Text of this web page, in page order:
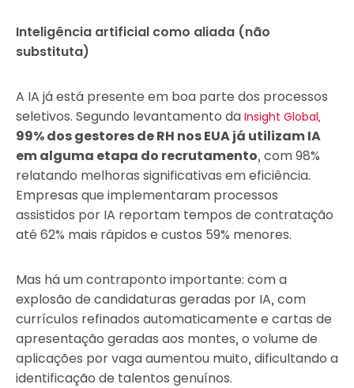
Inteligência artificial como aliada (não
substituta)
A IA já está presente em boa parte dos processos
seletivos. Segundo levantamento da Insight Global,
99% dos gestores de RH nos EUA já utilizam IA
em alguma etapa do recrutamento, com 98%
relatando melhoras significativas em eficiência.
Empresas que implementaram processos
assistidos por IA reportam tempos de contratação
até 62% mais rápidos e custos 59% menores.
Mas há um contraponto importante: com a
explosão de candidaturas geradas por IA, com
currículos refinados automaticamente e cartas de
apresentação geradas aos montes, o volume de
aplicações por vaga aumentou muito, dificultando a
identificação de talentos genuínos.